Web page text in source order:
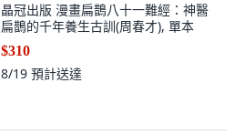
晶冠出版 漫畫扁鵲八十一難經：神醫
扁鵲的千年養生古訓(周春才), 單本
$310
8/19 預計送達